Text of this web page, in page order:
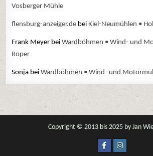
Vosberger Mühle
flensburg-anzeiger.de bei Kiel-Neumühlen •
Frank Meyer beiWardböhmen • Wind- und
Röper
Sonja beiWardböhmen • Wind- und
Copyright © 2013 bis 2025 by Jan